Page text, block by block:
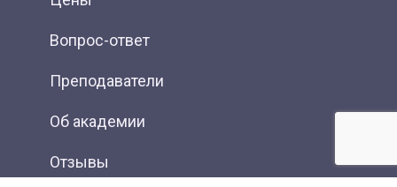
Вопрос-ответ
Преподаватели
Об академии
Отзывы